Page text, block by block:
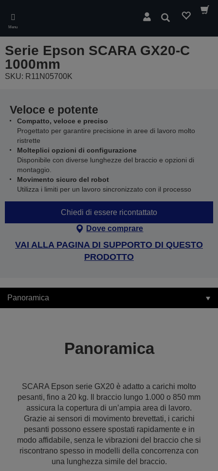
main
content
Menu
Cerca
Serie Epson SCARA GX20-C
1000mm
SKU: R11N05700K
Veloce e potente
Compatto, veloce e preciso
Progettato per garantire precisione in aree di lavoro molto
ristrette
Molteplici opzioni di configurazione
Disponibile con diverse lunghezze del braccio e opzioni di
montaggio.
Movimento sicuro del robot
Utilizza i limiti per un lavoro sincronizzato con il processo
Chiedi di essere ricontattato
Dove comprare
VAI ALLA PAGINA DI SUPPORTO DI QUESTO
PRODOTTO
Panoramica
Panoramica
SCARA Epson serie GX20 è adatto a carichi molto
pesanti, fino a 20 kg. Il braccio lungo 1.000 o 850 mm
assicura la copertura di un’ampia area di lavoro.
Grazie ai sensori di movimento brevettati, i carichi
pesanti possono essere spostati rapidamente e in
modo affidabile, senza le vibrazioni del braccio che si
riscontrano spesso in modelli della concorrenza con
una lunghezza simile del braccio.